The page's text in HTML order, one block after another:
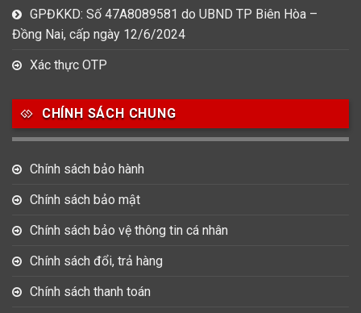
GPĐKKD: Số 47A8089581 do UBND TP Biên Hòa –
Đồng Nai, cấp ngày 12/6/2024
Xác thực OTP
CHÍNH SÁCH CHUNG
Chính sách bảo hành
Chính sách bảo mật
Chính sách bảo vệ thông tin cá nhân
Chính sách đổi, trả hàng
Chính sách thanh toán